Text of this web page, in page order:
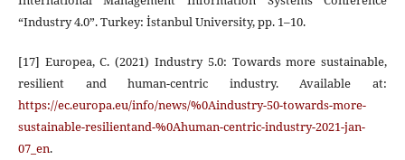
“Industry 4.0”. Turkey: İstanbul University, pp. 1–10.
[17] Europea, C. (2021) Industry 5.0: Towards more sustainable,
resilient and human-centric industry. Available at:
https://ec.europa.eu/info/news/%0Aindustry-50-towards-more-
sustainable-resilientand-%0Ahuman-centric-industry-2021-jan-
07_en.